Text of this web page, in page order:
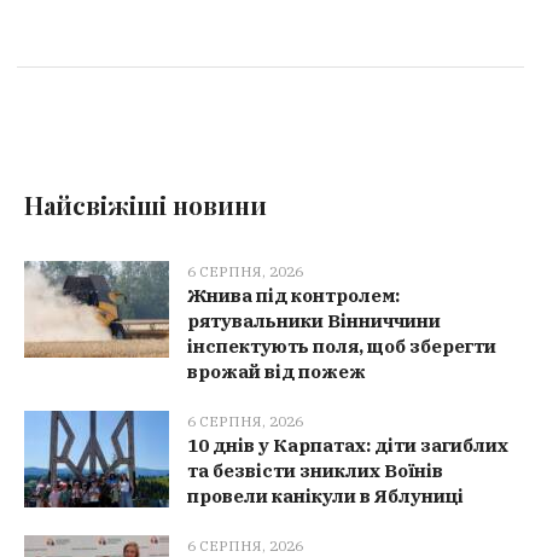
Найсвіжіші новини
6 СЕРПНЯ, 2026
Жнива під контролем:
рятувальники Вінниччини
інспектують поля, щоб зберегти
врожай від пожеж
6 СЕРПНЯ, 2026
10 днів у Карпатах: діти загиблих
та безвісти зниклих Воїнів
провели канікули в Яблуниці
6 СЕРПНЯ, 2026